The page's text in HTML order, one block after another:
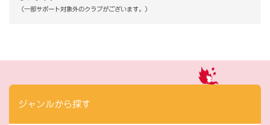
（一部サポート対象外のクラブがございます。）
ジャンルから探す